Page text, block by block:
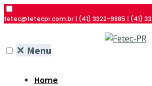
fetec@fetecpr.com.br | (41) 3322-9885 | (41)
✕ Menu
Home